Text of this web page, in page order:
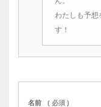
わたしも予想
す！
名前 ( 必須 )